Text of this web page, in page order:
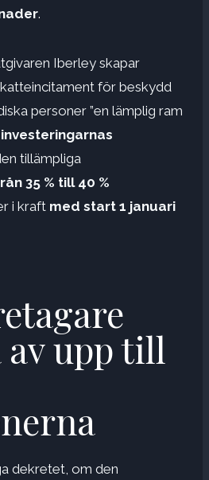
.
Iberley skapar
för beskydd
personer ”en lämplig ram
tillämpliga
35 % till 40 %
i kraft med start 1 januari
upp till
dekretet, om den